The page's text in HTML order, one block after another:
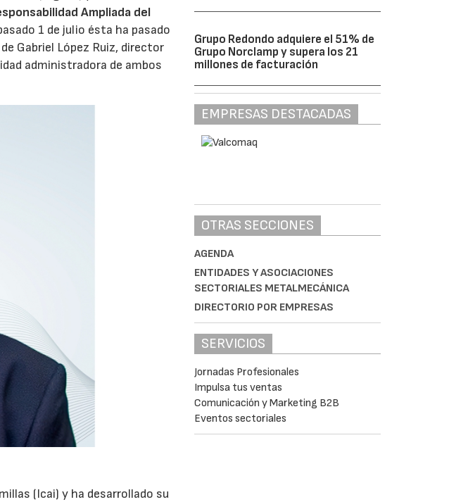
Ampliada del
1 de julio ésta ha pasado
Gabriel López Ruiz, director
administradora de ambos
(Icai) y ha desarrollado su
Grupo Redondo adquiere el 51% de
Grupo Norclamp y supera los 21
millones de facturación
EMPRESAS DESTACADAS
OTRAS SECCIONES
AGENDA
ENTIDADES Y ASOCIACIONES
SECTORIALES METALMECÁNICA
DIRECTORIO POR EMPRESAS
SERVICIOS
Jornadas Profesionales
Impulsa tus ventas
Comunicación y Marketing B2B
Eventos sectoriales